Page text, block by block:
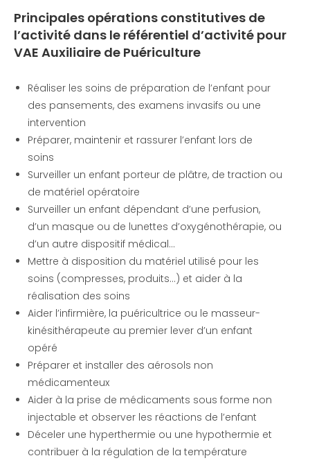
Principales opérations constitutives de
l’activité dans le référentiel d’activité pour
VAE Auxiliaire de Puériculture
Réaliser les soins de préparation de l’enfant pour
des pansements, des examens invasifs ou une
intervention
Préparer, maintenir et rassurer l’enfant lors de
soins
Surveiller un enfant porteur de plâtre, de traction ou
de matériel opératoire
Surveiller un enfant dépendant d’une perfusion,
d’un masque ou de lunettes d’oxygénothérapie, ou
d’un autre dispositif médical…
Mettre à disposition du matériel utilisé pour les
soins (compresses, produits…) et aider à la
réalisation des soins
Aider l’infirmière, la puéricultrice ou le masseur-
kinésithérapeute au premier lever d’un enfant
opéré
Préparer et installer des aérosols non
médicamenteux
Aider à la prise de médicaments sous forme non
injectable et observer les réactions de l’enfant
Déceler une hyperthermie ou une hypothermie et
contribuer à la régulation de la température